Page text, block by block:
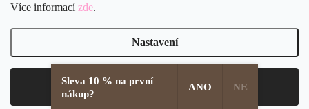
Více informacízde.
Nastavení
Souhlasím
Copyright 2026JSB Bijoux s.r.o.
Sleva 10 % na první
nákup?
ANO NE